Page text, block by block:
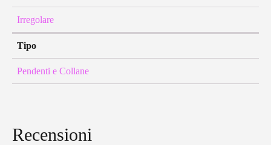
Irregolare
Tipo
Pendenti e Collane
Recensioni